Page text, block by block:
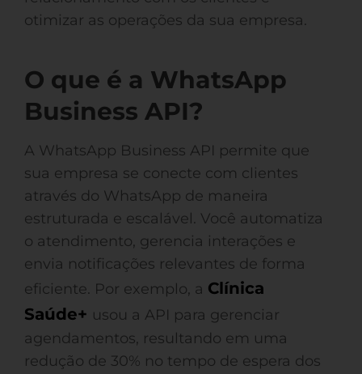
otimizar as operações da sua empresa.
O que é a WhatsApp
Business API?
A WhatsApp Business API permite que
sua empresa se conecte com clientes
através do WhatsApp de maneira
estruturada e escalável. Você automatiza
o atendimento, gerencia interações e
envia notificações relevantes de forma
eficiente. Por exemplo, a Clínica
Saúde+ usou a API para gerenciar
agendamentos, resultando em uma
redução de 30% no tempo de espera dos